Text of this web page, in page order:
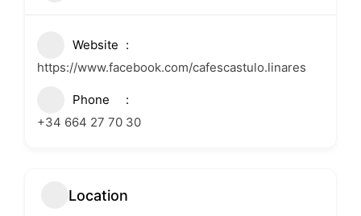
Website
https://www.facebook.com/cafescastulo.linares
Phone
+34 664 27 70 30
Location